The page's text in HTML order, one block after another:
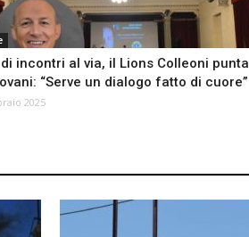
incontri al via, il Lions Colleoni punta
“Serve un dialogo fatto di cuore”
2025